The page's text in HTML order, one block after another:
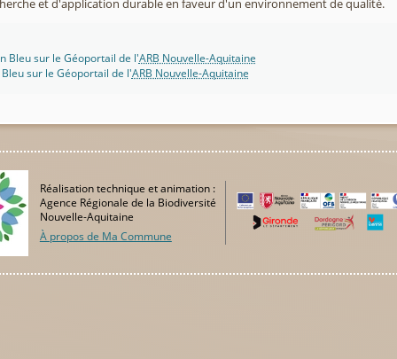
et d'application durable en faveur d'un environnement de qualité.
Bleu sur le Géoportail de l'ARB Nouvelle-Aquitaine
sur le Géoportail de l'ARB Nouvelle-Aquitaine
Réalisation technique et animation :
Agence Régionale de la Biodiversité
Nouvelle-Aquitaine
À propos de Ma Commune